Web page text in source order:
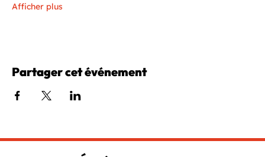
Afficher plus
Partager cet événement